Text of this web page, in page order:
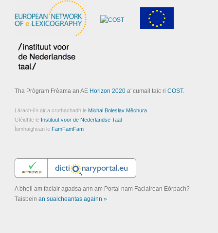
Tha Prògram Frèama an AE Horizon 2020 a' cumail taic ri COST.
Làrach-lìn air a cruthachadh le Michal Boleslav Měchura
Glèidhte le Instituut voor de Nederlandse Taal
Ìomhaighean le FamFamFam
A bheil am faclair agadsa ann am Portal nam Faclairean Eòrpach?
Taisbein an suaicheantas againn »